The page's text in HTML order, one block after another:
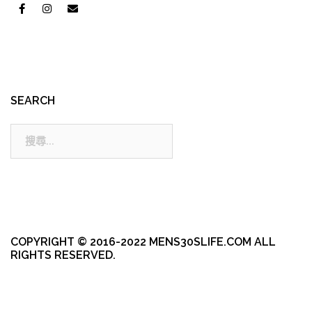
SEARCH
COPYRIGHT © 2016-2022 MENS30SLIFE.COM ALL
RIGHTS RESERVED.